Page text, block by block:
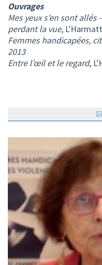
Ouvrages
Mes yeux s'en sont allés
perdant la vue,
Femmes handicapées,
2013
Entre l’œil et le regard,